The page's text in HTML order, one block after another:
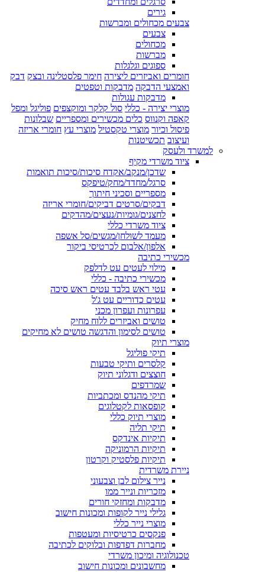
גירים
צבעים מכחולים ומברשות
צבעים
מכחולים
מברשות
ספוגים וגלגלות
חומרים ואביזרים ליצירה חימר פלסטלינה ובצק דבק
ואמצעי הדבקה מדבקות וטפטים
מדבקות עגולות
מוצרי יצירה - כללי סול קלקר ומוקצפים פוליגל ומפל
קאפה וקנווס כלים מכשירים ומספריים שבלונות
פיסול וכיור מוצרי טקסטיל מוצרי עץ חומרי אריזה
ועיצוב תכשיטנות
למשרד ולעסק
ציוד משרדי מקיף
שדכן/מנקב/אקדח סיכות/סיכות תואמות
סרגל/מחדד/מחק/טיפקס
מספריים וסכיני חיתוך
דבקים/סרטים דביקים/חומרי אריזה
לחצנים/גומיות/נעצים/מהדקים
ציוד משרדי כללי
מעמד לשולחן/מגשים/סל אשפה
אלפון/אלבום לכרטיסי ביקור
מכשירי כתיבה
מילוי לעטים עט לדלפק
מכשירי כתיבה - כללי
עטי ראש בלבד עטים ראש סיכה
עטים כדוריים עט ג'ל
עפרונות ועפרון מכני
טושים ואביזרים ללוח מחיק
טושים לסימון והדגשה טושים לא מחיקים
מוצרי תיוק
תיקי פוליגל
קלסרים ותיקי טבעות
חוצצים ודגלוני תיוק
שמרדפים
תיקי מהנדס ומכתביות
קופסאות לקטלוגים
מוצרי תיוק כללי
תיקי תליה
תיקיות אינדקס
תיקיות הרמוניקה
תיקיות פלסטיק וקרטון
ניירת משרדית
נייר צילום לבן וצבעוני
מזכריות ונייר ממו
מדבקות ומחזקי חורים
גלילי נייר לקופות ומכונות חישוב
מוצרי נייר כללי
פנקסים כרטיסיות ומעטפות
מחברות דפדפות ובלוקים לכתיבה
טכנולוגיה ומיכון משרדי
מחשבונים ומכונות חישוב